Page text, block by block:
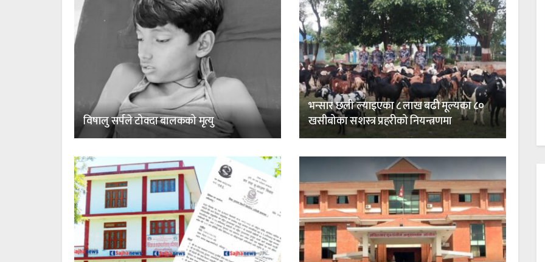
विषालु सर्पले टोक्दा बालकको मृत्यु
भन्सार छली ल्याइएका ८ लाख बढी मूल्यका ८०
खसीबोका सशस्त्र प्रहरीको नियन्त्रणमा